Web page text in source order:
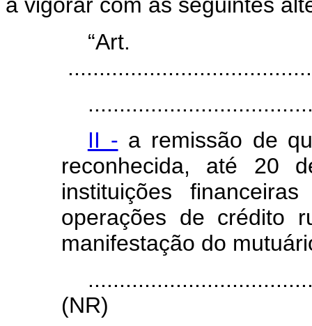
II - a remissão de
reconhecida, até 20
instituições
operações de crédito
manifestação do
(NR)